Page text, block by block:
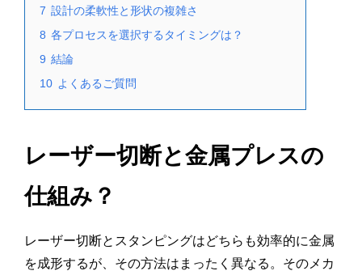
7 設計の柔軟性と形状の複雑さ
8 各プロセスを選択するタイミングは？
9 結論
10 よくあるご質問
レーザー切断と金属プレスの
仕組み？
レーザー切断とスタンピングはどちらも効率的に金属
を成形するが、その方法はまったく異なる。そのメカ